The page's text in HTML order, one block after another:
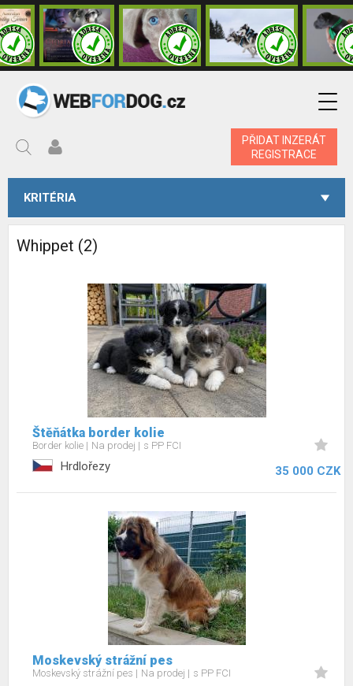
PŘIDAT INZERÁT
REGISTRACE
KRITÉRIA
Whippet (2)
Štěňátka border kolie
Border kolie Na prodej s PP FCI
Hrdlořezy 35 000 CZK
Moskevský strážní pes
Moskevský strážní pes Na prodej s PP FCI